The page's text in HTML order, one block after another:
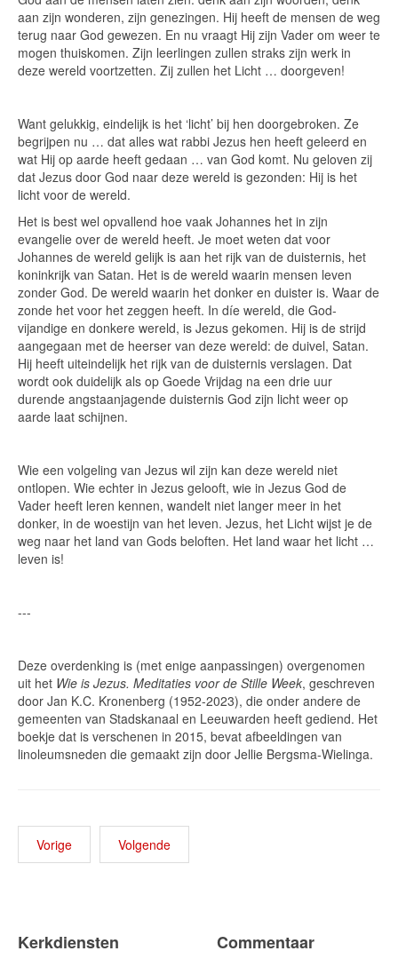
aan zijn wonderen, zijn genezingen. Hij heeft de mensen de weg
terug naar God gewezen. En nu vraagt Hij zijn Vader om weer te
mogen thuiskomen. Zijn leerlingen zullen straks zijn werk in
deze wereld voortzetten. Zij zullen het Licht … doorgeven!
Want gelukkig, eindelijk is het ‘licht’ bij hen doorgebroken. Ze
begrijpen nu … dat alles wat rabbi Jezus hen heeft geleerd en
wat Hij op aarde heeft gedaan … van God komt. Nu geloven zij
dat Jezus door God naar deze wereld is gezonden: Hij is het
licht voor de wereld.
Het is best wel opvallend hoe vaak Johannes het in zijn
evangelie over de wereld heeft. Je moet weten dat voor
Johannes de wereld gelijk is aan het rijk van de duisternis, het
koninkrijk van Satan. Het is de wereld waarin mensen leven
zonder God. De wereld waarin het donker en duister is. Waar de
zonde het voor het zeggen heeft. In díe wereld, die God-
vijandige en donkere wereld, is Jezus gekomen. Hij is de strijd
aangegaan met de heerser van deze wereld: de duivel, Satan.
Hij heeft uiteindelijk het rijk van de duisternis verslagen. Dat
wordt ook duidelijk als op Goede Vrijdag na een drie uur
durende angstaanjagende duisternis God zijn licht weer op
aarde laat schijnen.
Wie een volgeling van Jezus wil zijn kan deze wereld niet
ontlopen. Wie echter in Jezus gelooft, wie in Jezus God de
Vader heeft leren kennen, wandelt niet langer meer in het
donker, in de woestijn van het leven. Jezus, het Licht wijst je de
weg naar het land van Gods beloften. Het land waar het licht …
leven is!
---
Deze overdenking is (met enige aanpassingen) overgenomen
uit het Wie is Jezus. Meditaties voor de Stille Week, geschreven
door Jan K.C. Kronenberg (1952-2023), die onder andere de
gemeenten van Stadskanaal en Leeuwarden heeft gediend. Het
boekje dat is verschenen in 2015, bevat afbeeldingen van
linoleumsneden die gemaakt zijn door Jellie Bergsma-Wielinga.
Vorige Volgende
Kerkdiensten Commentaar